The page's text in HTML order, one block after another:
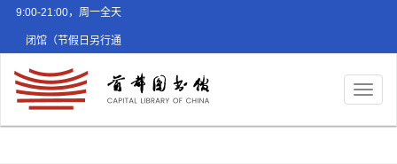
9:00-21:00，周一全天
闭馆（节假日另行通